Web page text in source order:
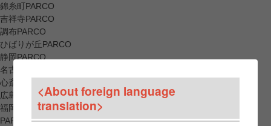
錦糸町PARCO
吉祥寺PARCO
調布PARCO
ひばりが丘PARCO
静岡PARCO
名古屋PARCO
心斎橋PARCO
広島PARCO
福岡PARCO
PARCO_ya
<About foreign language
translation>